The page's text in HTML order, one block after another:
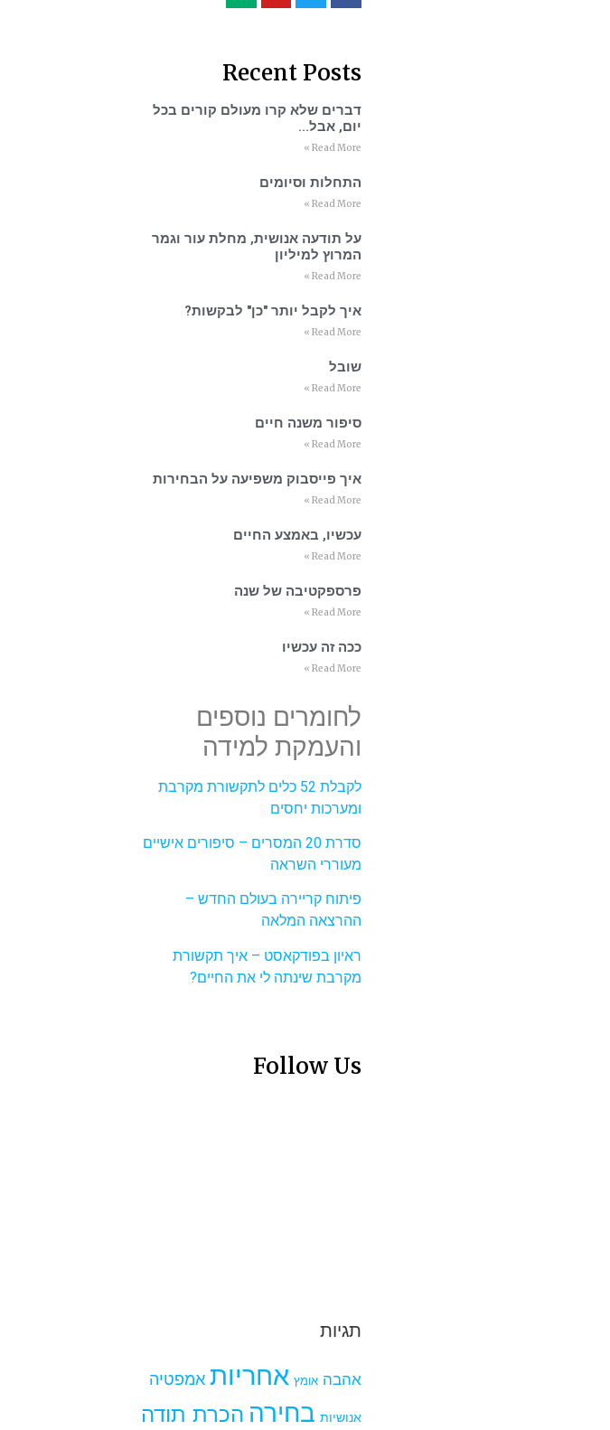
Recent Posts
דברים שלא קרו מעולם קורים בכל
יום, אבל…
Read More »
התחלות וסיומים
Read More »
על תודעה אנושית, מחלת עור וגמר
המרוץ למיליון
Read More »
איך לקבל יותר "כן" לבקשות?
Read More »
שובל
Read More »
סיפור משנה חיים
Read More »
איך פייסבוק משפיעה על הבחירות
Read More »
עכשיו, באמצע החיים
Read More »
פרספקטיבה של שנה
Read More »
ככה זה עכשיו
Read More »
לחומרים נוספים
והעמקת למידה
לקבלת 52 כלים לתקשורת מקרבת
ומערכות יחסים
סדרת 20 המסרים – סיפורים אישיים
מעוררי השראה
פיתוח קריירה בעולם החדש –
ההרצאה המלאה
ראיון בפודקאסט – איך תקשורת
מקרבת שינתה לי את החיים?
Follow Us
תגיות
אהבה אומץ אחריות אמפטיה
אנושיות בחירה הכרת תודה